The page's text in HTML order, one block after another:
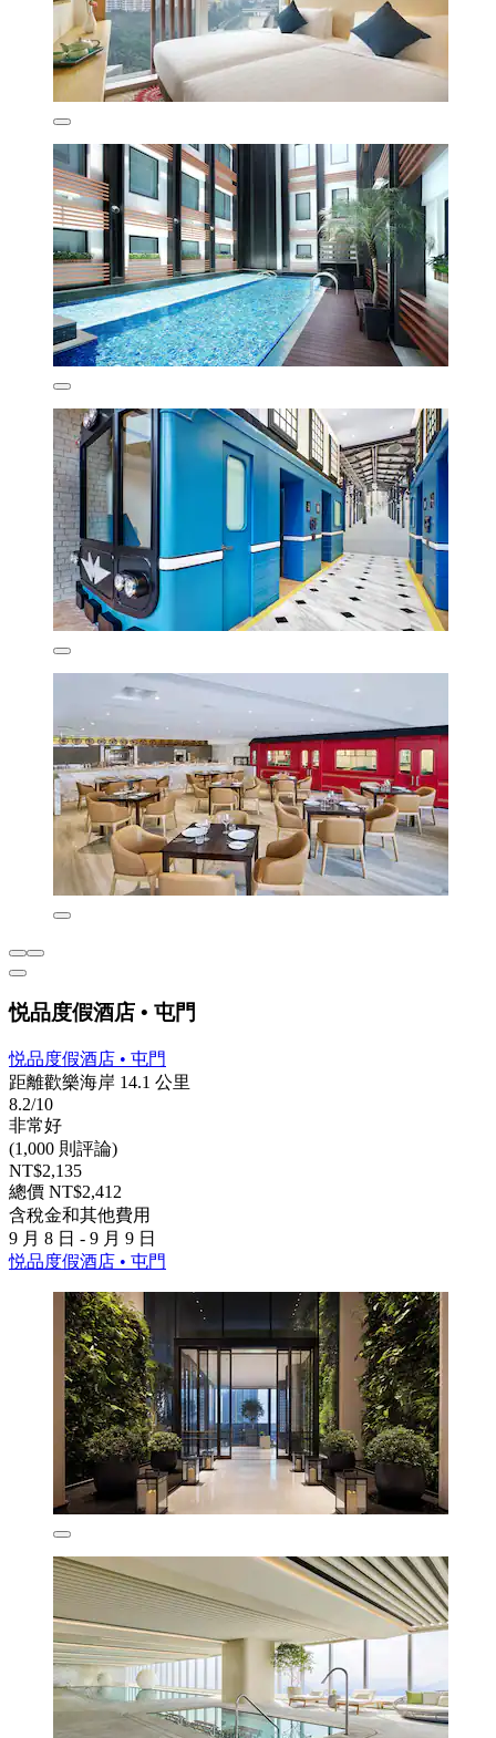
悦品度假酒店 • 屯門
悦品度假酒店 • 屯門
距離歡樂海岸 14.1 公里
8.2/10
非常好
(1,000 則評論)
NT$2,135
總價 NT$2,412
含稅金和其他費用
9 月 8 日 - 9 月 9 日
悦品度假酒店 • 屯門